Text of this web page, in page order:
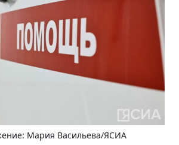
Мария Васильева/ЯСИА